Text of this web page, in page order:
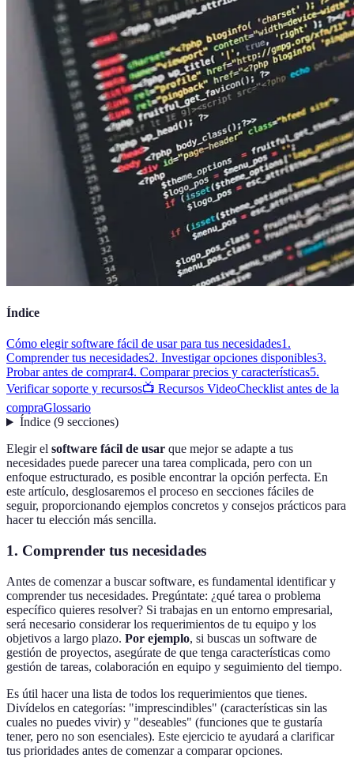
Índice
Cómo elegir software fácil de usar para tus necesidades1.
Comprender tus necesidades2. Investigar opciones disponibles3.
Probar antes de comprar4. Comparar precios y características5.
Verificar soporte y recursos📺 Recursos VideoChecklist antes de la
compraGlossario
Índice(9 secciones)
Elegir el software fácil de usar que mejor se adapte a tus
necesidades puede parecer una tarea complicada, pero con un
enfoque estructurado, es posible encontrar la opción perfecta. En
este artículo, desglosaremos el proceso en secciones fáciles de
seguir, proporcionando ejemplos concretos y consejos prácticos para
hacer tu elección más sencilla.
1. Comprender tus necesidades
Antes de comenzar a buscar software, es fundamental identificar y
comprender tus necesidades. Pregúntate: ¿qué tarea o problema
específico quieres resolver? Si trabajas en un entorno empresarial,
será necesario considerar los requerimientos de tu equipo y los
objetivos a largo plazo. Por ejemplo, si buscas un software de
gestión de proyectos, asegúrate de que tenga características como
gestión de tareas, colaboración en equipo y seguimiento del tiempo.
Es útil hacer una lista de todos los requerimientos que tienes.
Divídelos en categorías: "imprescindibles" (características sin las
cuales no puedes vivir) y "deseables" (funciones que te gustaría
tener, pero no son esenciales). Este ejercicio te ayudará a clarificar
tus prioridades antes de comenzar a comparar opciones.